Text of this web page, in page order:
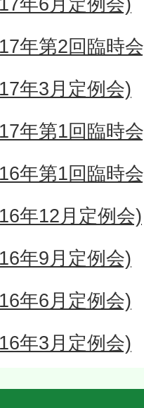
年第2回臨時
年3月定例会)
年第1回臨時
年第1回臨時
年12月定例会)
年9月定例会)
年6月定例会)
年3月定例会)